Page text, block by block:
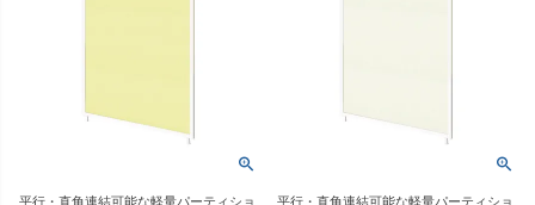
平行・直角連結可能な軽量パーティショ
平行・直角連結可能な軽量パーティショ